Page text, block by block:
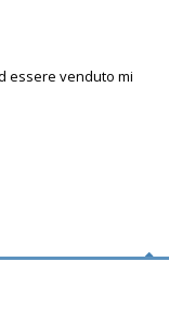
essere venduto mi